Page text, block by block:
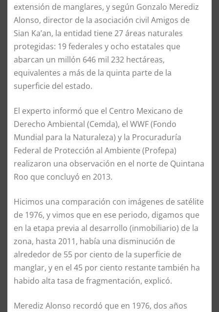
extensión de manglares, y según Gonzalo Merediz
Alonso, director de la asociación civil Amigos de
Sian Ka’an, la entidad tiene 27 áreas naturales
protegidas: 19 federales y ocho estatales que
abarcan un millón 646 mil 232 hectáreas,
equivalentes a más de la quinta parte de la
superficie del estado.
El experto informó que el Centro Mexicano de
Derecho Ambiental (Cemda), el WWF (Fondo
Mundial para la Naturaleza) y la Procuraduría
Federal de Protección al Ambiente (Profepa)
realizaron una observación en el norte de Quintana
Roo que concluyó en 2013.
Hicimos una comparación con imágenes de satélite
de 1976, y vimos que en ese periodo, digamos que
en la etapa previa al desarrollo (inmobiliario) de la
zona, hasta 2011, había una disminución de
alrededor de 55 por ciento de la superficie de
manglar, y en el 45 por ciento restante también ha
habido alta tasa de fragmentación, explicó.
Merediz Alonso recordó que en 1976, dos años